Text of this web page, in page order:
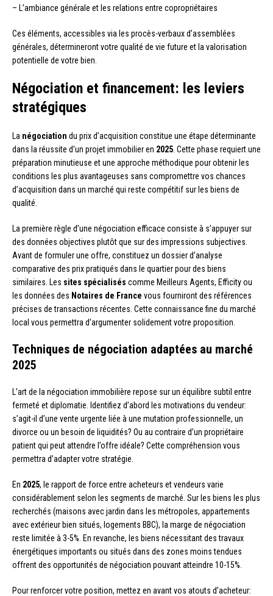
– L’ambiance générale et les relations entre copropriétaires
Ces éléments, accessibles via les procès-verbaux d’assemblées
générales, détermineront votre qualité de vie future et la valorisation
potentielle de votre bien.
Négociation et financement: les leviers
stratégiques
La négociation du prix d’acquisition constitue une étape déterminante
dans la réussite d’un projet immobilier en 2025 . Cette phase requiert une
préparation minutieuse et une approche méthodique pour obtenir les
conditions les plus avantageuses sans compromettre vos chances
d’acquisition dans un marché qui reste compétitif sur les biens de
qualité.
La première règle d’une négociation efficace consiste à s’appuyer sur
des données objectives plutôt que sur des impressions subjectives.
Avant de formuler une offre, constituez un dossier d’analyse
comparative des prix pratiqués dans le quartier pour des biens
similaires. Les sites spécialisés comme Meilleurs Agents, Efficity ou
les données des Notaires de France vous fourniront des références
précises de transactions récentes. Cette connaissance fine du marché
local vous permettra d’argumenter solidement votre proposition.
Techniques de négociation adaptées au marché
2025
L’art de la négociation immobilière repose sur un équilibre subtil entre
fermeté et diplomatie. Identifiez d’abord les motivations du vendeur:
s’agit-il d’une vente urgente liée à une mutation professionnelle, un
divorce ou un besoin de liquidités? Ou au contraire d’un propriétaire
patient qui peut attendre l’offre idéale? Cette compréhension vous
permettra d’adapter votre stratégie.
En 2025, le rapport de force entre acheteurs et vendeurs varie
considérablement selon les segments de marché. Sur les biens les plus
recherchés (maisons avec jardin dans les métropoles, appartements
avec extérieur bien situés, logements BBC), la marge de négociation
reste limitée à 3-5%. En revanche, les biens nécessitant des travaux
énergétiques importants ou situés dans des zones moins tendues
offrent des opportunités de négociation pouvant atteindre 10-15%.
Pour renforcer votre position, mettez en avant vos atouts d’acheteur: